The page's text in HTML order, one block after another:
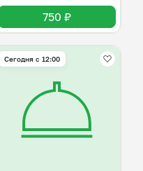
750 ₽
Сегодня с 12:00